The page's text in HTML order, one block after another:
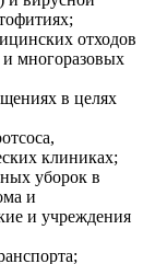
отходов
многоразовых
в целях
клиниках;
уборок в
и
и учреждения